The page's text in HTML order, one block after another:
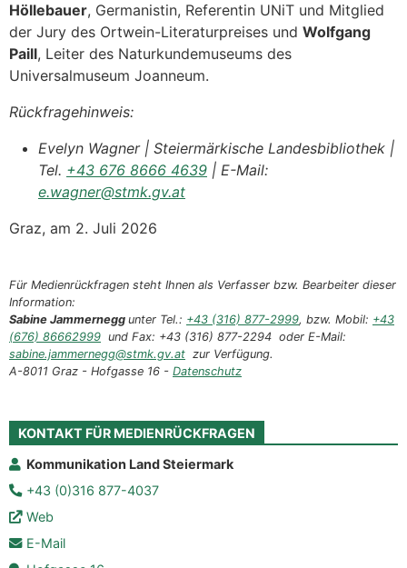
Höllebauer, Germanistin, Referentin UNiT und Mitglied
der Jury des Ortwein-Literaturpreises und Wolfgang
Paill, Leiter des Naturkundemuseums des
Universalmuseum Joanneum.
Rückfragehinweis:
Evelyn Wagner | Steiermärkische Landesbibliothek |
Tel. +43 676 8666 4639 | E-Mail:
e.wagner@stmk.gv.at
Graz, am 2. Juli 2026
Für Medienrückfragen steht Ihnen als Verfasser bzw. Bearbeiter dieser
Information:
Sabine Jammernegg unter Tel.: +43 (316) 877-2999, bzw. Mobil: +43
(676) 86662999 und Fax: +43 (316) 877-2294 oder E-Mail:
sabine.jammernegg@stmk.gv.at zur Verfügung.
A-8011 Graz - Hofgasse 16 - Datenschutz
KONTAKT FÜR MEDIENRÜCKFRAGEN
Kommunikation Land Steiermark
+43 (0)316 877-4037
Web
E-Mail